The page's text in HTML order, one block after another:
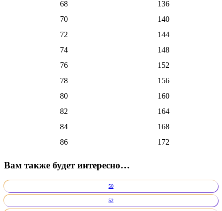
68
136
70
140
72
144
74
148
76
152
78
156
80
160
82
164
84
168
86
172
Вам также будет интересно…
50
52